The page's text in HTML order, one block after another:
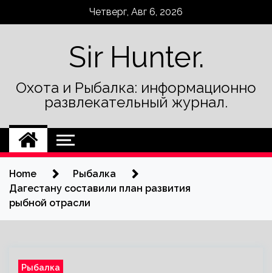
Четверг, Авг 6, 2026
Sir Hunter.
Охота и Рыбалка: информационно
развлекательный журнал.
Home
Рыбалка
Дагестану составили план развития
рыбной отрасли
Рыбалка